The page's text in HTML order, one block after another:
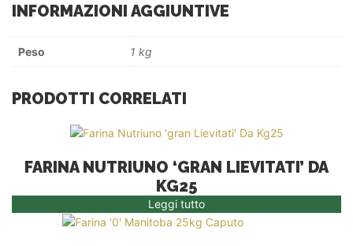
INFORMAZIONI AGGIUNTIVE
Peso 1 kg
PRODOTTI CORRELATI
FARINA NUTRIUNO ‘GRAN LIEVITATI’ DA
KG25
Leggi tutto